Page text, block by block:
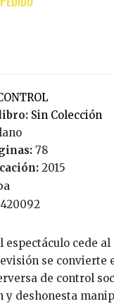
Sin Colección
78
2015
se convierte
de control
y deshonesta